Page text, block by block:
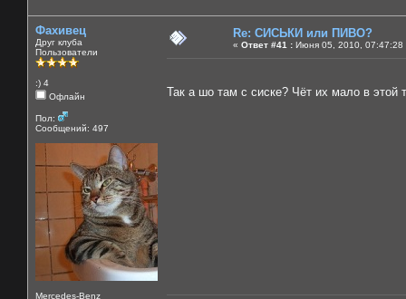
Фахивец
Друг клуба
Пользователи
:) 4
Офлайн
Пол:
Сообщений: 497
Mercedes-Benz
Re: СИСЬКИ или ПИВО?
« Ответ #41 : Июня 05, 2010, 07:47:28
Так а шо там с сиске? Чёт их мало в